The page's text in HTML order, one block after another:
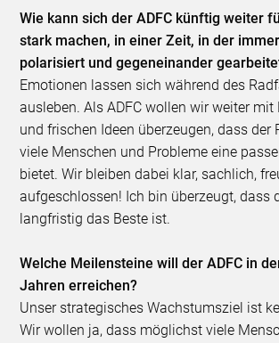
Wie kann sich der ADFC künftig weiter
stark machen, in einer Zeit, in der
polarisiert und gegeneinander
Emotionen lassen sich während des
ausleben. Als ADFC wollen wir weiter mit
und frischen Ideen überzeugen, dass der
viele Menschen und Probleme eine
bietet. Wir bleiben dabei klar, sachlich,
aufgeschlossen! Ich bin überzeugt, dass
langfristig das Beste ist.
Welche Meilensteine will der ADFC in
Jahren erreichen?
Unser strategisches Wachstumsziel ist
Wir wollen ja, dass möglichst viele